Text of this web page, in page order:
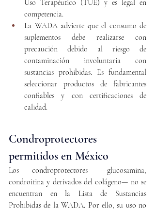
Uso Terapéutico (TUE) y es legal en
competencia.
La WADA advierte que el consumo de
suplementos debe realizarse con
precaución debido al riesgo de
contaminación involuntaria con
sustancias prohibidas. Es fundamental
seleccionar productos de fabricantes
confiables y con certificaciones de
calidad.
Condroprotectores
permitidos en México
Los condroprotectores —glucosamina,
condroitina y derivados del colágeno— no se
encuentran en la Lista de Sustancias
Prohibidas de la WADA. Por ello, su uso no